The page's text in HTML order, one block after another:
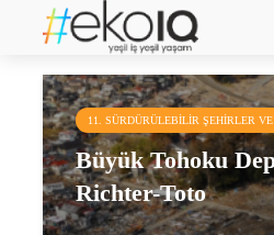
Büyük Tohoku
11. SÜRDÜRÜLEBILIR ŞEHIRLER
Büyük Tohoku
Richter-Toto